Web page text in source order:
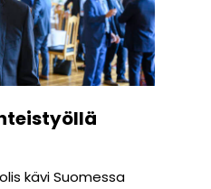
kävi Suomessa